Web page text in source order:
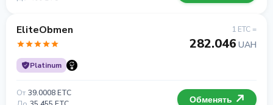
EliteObmen
Platinum
1 ETC =
282.046 UAH
От 39.0008 ETC
Обменять